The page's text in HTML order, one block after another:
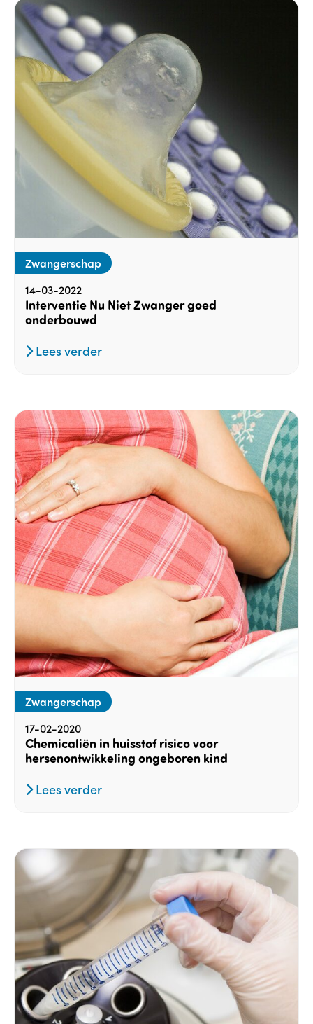
Zwangerschap
14-03-2022
Interventie Nu Niet Zwanger goed
onderbouwd
Lees verder
Zwangerschap
17-02-2020
Chemicaliën in huisstof risico voor
hersenontwikkeling ongeboren kind
Lees verder